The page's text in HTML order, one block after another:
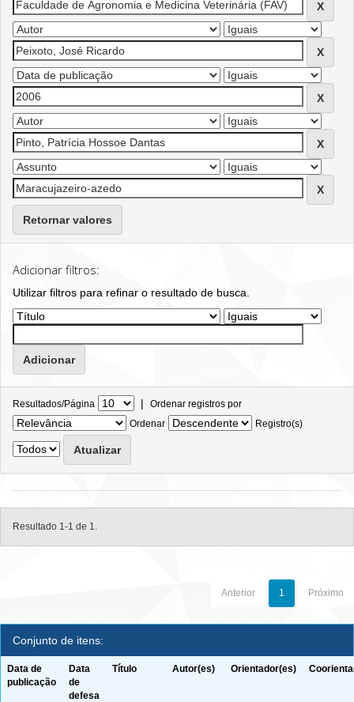
Retornar valores
Adicionar filtros:
Utilizar filtros para refinar o resultado de busca.
Resultados/Página | Ordenar registros por
Ordenar
Registro(s)
Resultado 1-1 de 1.
Anterior 1 Próximo
Conjunto de itens:
Data de
publicação
Data
de
defesa
Título Autor(es) Orientador(es)